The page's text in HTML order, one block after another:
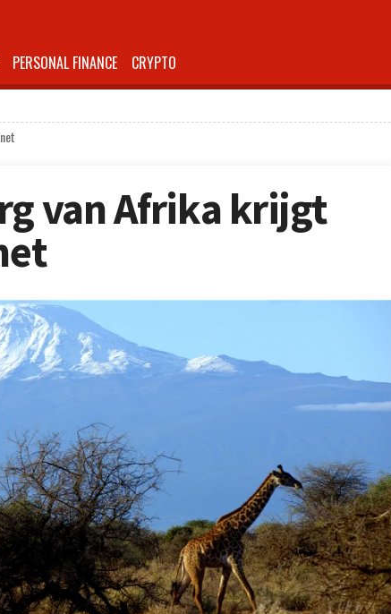
PERSONAL FINANCE CRYPTO
van Afrika krijgt